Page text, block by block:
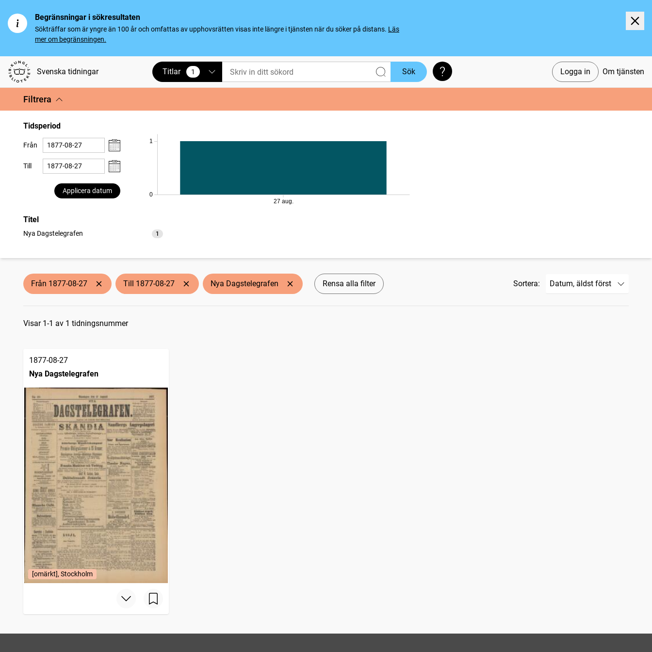
Begränsningar i sökresultaten
Sökträffar som är yngre än 100 år och omfattas av upphovsrätten visas inte längre i tjänsten när du söker på distans. Läs
mer om begränsningen.
Svenska tidningar Logga in Om tjänsten
Titlar 1
vald Sök Söktips
Filtrera
Tidsperiod
Från
Till
Applicera datum
0
1
27 aug.
Titel
Nya Dagstelegrafen 1
träffar
Från 1877-08-27 Till 1877-08-27 Nya Dagstelegrafen Rensa alla filter Sortera:
Sökresultat
Visar 1-1 av 1 tidningsnummer
1877-08-27
Nya Dagstelegrafen
[omärkt], Stockholm